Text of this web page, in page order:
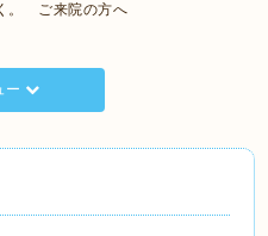
。 ご来院の方へ
ー